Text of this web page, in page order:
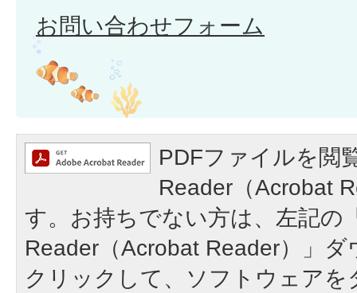
お問い合わせフォーム
PDFファイルを閲
Reader（Acrobat
す。お持ちでない方は、左記の
Reader（Acrobat Reader）」
クリックして、ソフトウェア